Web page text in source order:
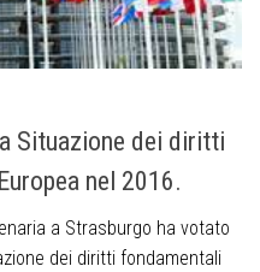
Situazione dei diritti
nel 2016.
a Strasburgo ha votato
dei diritti fondamentali